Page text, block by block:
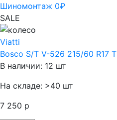
Шиномонтаж 0₽
SALE
Viatti
Bosco S/T V-526 215/60 R17 T
В наличии: 12 шт
На складе: >40 шт
7 250 р